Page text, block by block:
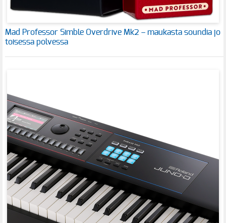
Mad Professor Simble Overdrive Mk2 – maukasta soundia jo
toisessa polvessa